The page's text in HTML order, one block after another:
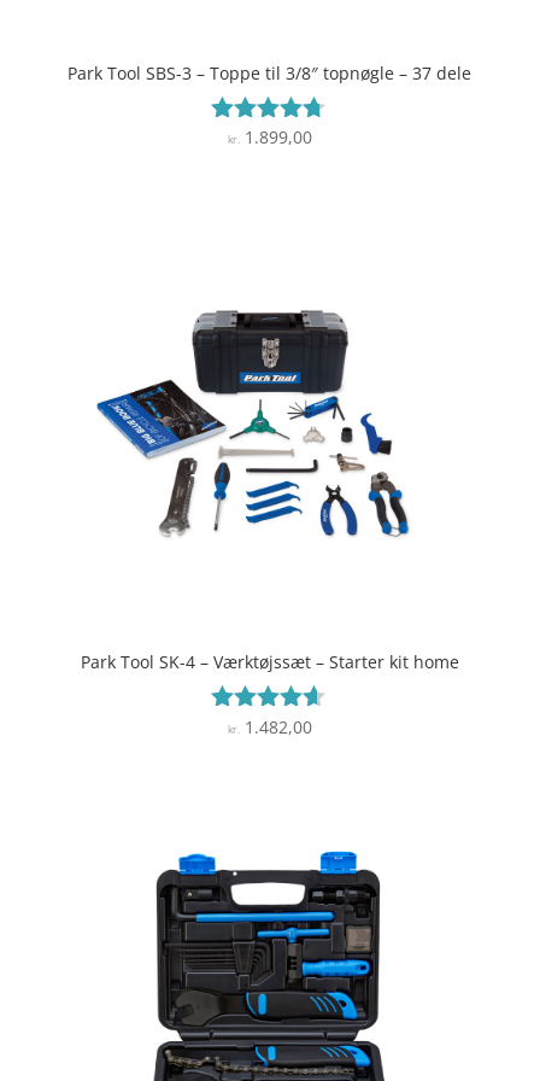
Park Tool SBS-3 – Toppe til 3/8″ topnøgle – 37 dele
Vurderet
kr.1.899,00
Park Tool SK-4 – Værktøjssæt – Starter kit home
Vurderet
kr.1.482,00